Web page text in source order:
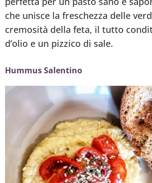
che unisce la freschezza delle
cremosità della feta, il tutto
d’olio e un pizzico di sale.
Hummus Salentino